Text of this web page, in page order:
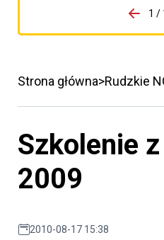
porzpedniego komunikatu
1 /
Strona główna Rudzkie
Szkolenie
2009
2010-08-17 15:38